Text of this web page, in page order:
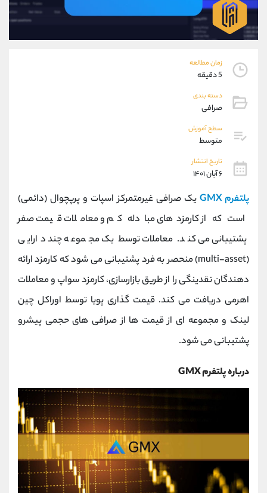
زمان مطالعه
5 دقیقه
دسته بندی
صرافی
سطح آموزش
متوسط
تاریخ انتشار
۶ آبان ۱۴۰۱
پلتفرم GMX
یک صرافی غیرمتمرکز اسپات و پرپچوال (دائمی)
است که از کارمزدهای مبادله کم و معاملات قیمت صفر
پشتیبانی می کند. معاملات توسط یک مجموعه چند دارایی
(multi-asset) منحصر به فرد پشتیبانی می شود که کارمزد ارائه
دهندگان نقدینگی را از طریق بازارسازی، کارمزد سواپ و معاملات
اهرمی دریافت می کند. قیمت گذاری پویا توسط اوراکل چین
لینک و مجموعه ای از قیمت ها از صرافی های حجمی پیشرو
پشتیبانی می شود.
درباره پلتفرم GMX
09304891085
واتساپ شروع گفتگو
تلگرام
پشتیبان فروش
موبایل
داخلی
اطلاعات تماس
تلفن 021-22021030
021-22021040
اینستاگرام @alireza.mehrabii
کانال تلگرام @alirezamehrabi_com
@alirezamehrabi_official